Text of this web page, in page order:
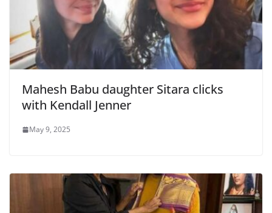
Mahesh Babu daughter Sitara clicks
with Kendall Jenner
May 9, 2025